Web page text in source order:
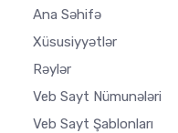
Ana Səhifə
Xüsusiyyətlər
Rəylər
Veb Sayt Nümunələri
Veb Sayt Şablonları